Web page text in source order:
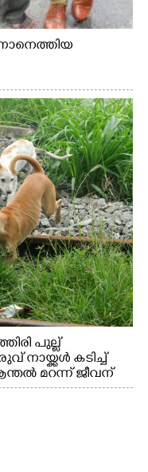
പുല്ല്
കടിച്ച്
മറന്ന് ജീവന്
വാത്തുരുത്തിയിൽ